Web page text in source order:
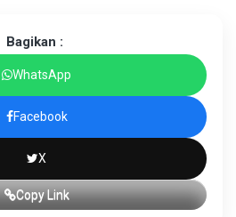
Bagikan :
WhatsApp
Facebook
X
Copy Link